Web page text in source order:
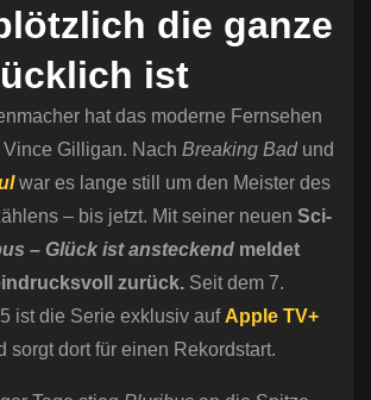
die ganze
ist
hat das moderne Fernsehen
Gilligan. Nach Breaking Badund
war es lange still um den Meister des
– bis jetzt. Mit seiner neuen Sci-
– Glück ist ansteckend meldet
zurück. Seit dem 7.
ist die Serie exklusiv auf Apple TV+
sorgt dort für einen Rekordstart.